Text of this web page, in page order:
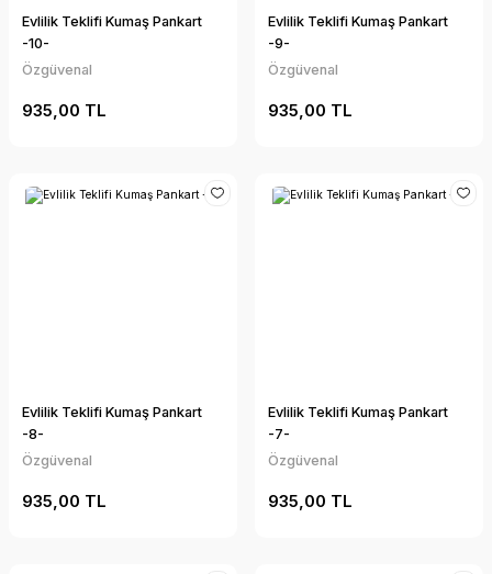
Evlilik Teklifi Kumaş Pankart
-10-
Özgüvenal
935,00 TL
Evlilik Teklifi Kumaş Pankart
-9-
Özgüvenal
935,00 TL
Evlilik Teklifi Kumaş Pankart
-8-
Özgüvenal
935,00 TL
Evlilik Teklifi Kumaş Pankart
-7-
Özgüvenal
935,00 TL